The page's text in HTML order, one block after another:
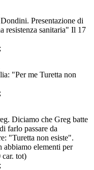
Presentazione di
sanitaria" Il 17
;
"Per me Turetta non
;
Diciamo che Greg batte
farlo passare da
"Turetta non esiste".
abbiamo elementi per
car. tot)
;